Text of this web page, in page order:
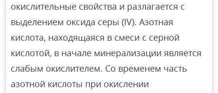
окислительные свойства и разлагается с
выделением оксида серы (IV). Азотная
кислота, находящаяся в смеси с серной
кислотой, в начале минерализации является
слабым окислителем. Со временем часть
азотной кислоты при окислении